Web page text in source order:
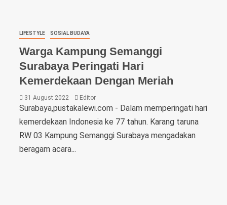
LIFESTYLE SOSIAL BUDAYA
Warga Kampung Semanggi
Surabaya Peringati Hari
Kemerdekaan Dengan Meriah
31 August 2022 Editor
Surabaya,pustakalewi.com - Dalam memperingati hari
kemerdekaan Indonesia ke 77 tahun. Karang taruna
RW 03 Kampung Semanggi Surabaya mengadakan
beragam acara...